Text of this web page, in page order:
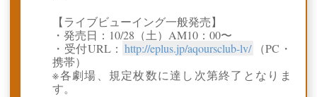
【ライブビューイング一般発売】
・発売日：10/28（土）AM10：00〜
・受付URL： http://eplus.jp/aqoursclub-lv/
（PC・
携帯）
※各劇場、規定枚数に達し次第終了となりま
す。